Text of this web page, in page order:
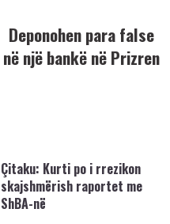
Deponohen para false
në një bankë në Prizren
Çitaku: Kurti po i rrezikon
skajshmërish raportet me
ShBA-në